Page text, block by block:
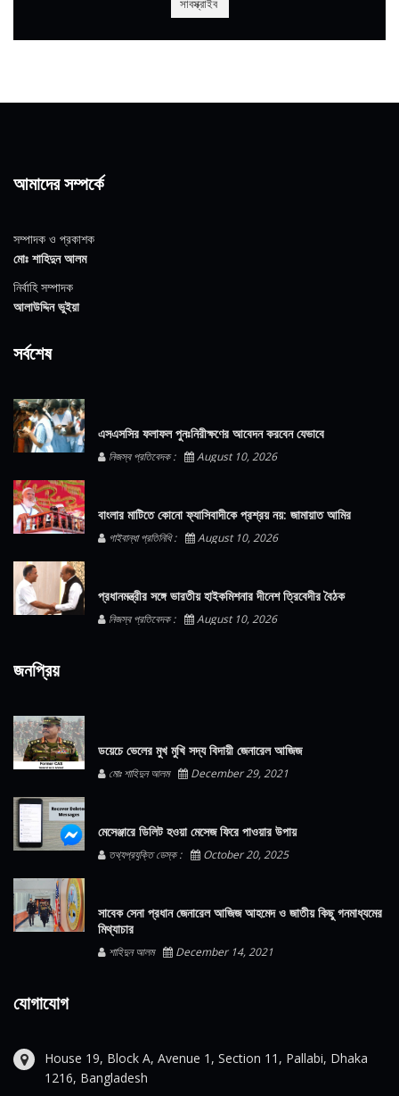
আমাদের সম্পর্কে
সম্পাদক ও প্রকাশক
মোঃ শাহিদুন আলম
নির্বাহি সম্পাদক
আলাউদ্দিন ভুইয়া
সর্বশেষ
এসএসসির ফলাফল পুনঃনিরীক্ষণের আবেদন করবেন যেভাবে
নিজস্ব প্রতিবেদক : August 10, 2026
বাংলার মাটিতে কোনো ফ্যাসিবাদীকে প্রশ্রয় নয়: জামায়াত আমির
গাইবান্ধা প্রতিনিধি : August 10, 2026
প্রধানমন্ত্রীর সঙ্গে ভারতীয় হাইকমিশনার দীনেশ ত্রিবেদীর বৈঠক
নিজস্ব প্রতিবেদক : August 10, 2026
জনপ্রিয়
ডয়েচে ভেলের মুখ মুখি সদ্য বিদায়ী জেনারেল আজিজ
মোঃ শাহিদুন আলম December 29, 2021
মেসেঞ্জারে ডিলিট হওয়া মেসেজ ফিরে পাওয়ার উপায়
তথ্যপ্রযুক্তি ডেস্ক : October 20, 2025
সাবেক সেনা প্রধান জেনারেল আজিজ আহমেদ ও জাতীয় কিছু গনমাধ্যমের
মিথ্যাচার
শাহিদুন আলম December 14, 2021
যোগাযোগ
House 19, Block A, Avenue 1, Section 11, Pallabi, Dhaka
1216, Bangladesh